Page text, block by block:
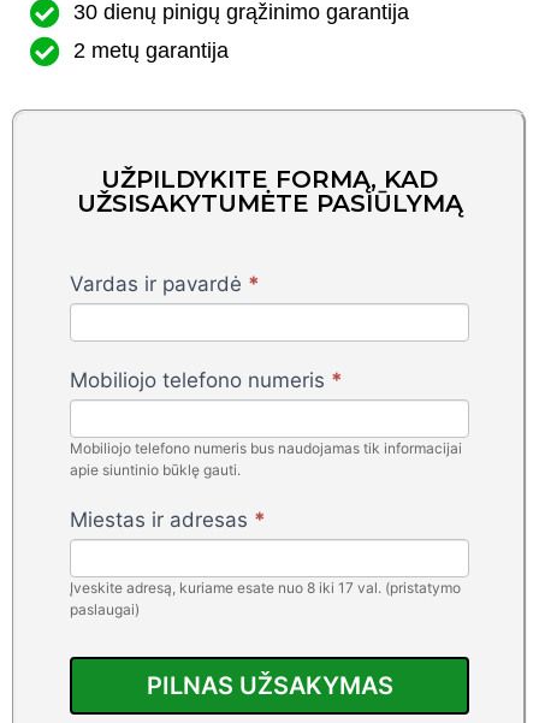
30 dienų pinigų grąžinimo garantija
2 metų garantija
UŽPILDYKITE FORMĄ, KAD
UŽSISAKYTUMĖTE PASIŪLYMĄ
Christmas
Tree
220
cm
Lituania
-
FlamyFox
Vardas ir pavardė *
Mobiliojo telefono numeris *
Mobiliojo telefono numeris bus naudojamas tik informacijai
apie siuntinio būklę gauti.
Miestas ir adresas *
Įveskite adresą, kuriame esate nuo 8 iki 17 val. (pristatymo
paslaugai)
PILNAS UŽSAKYMAS